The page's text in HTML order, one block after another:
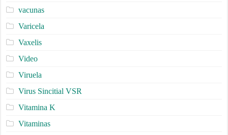
vacunas
Varicela
Vaxelis
Video
Viruela
Virus Sincitial VSR
Vitamina K
Vitaminas